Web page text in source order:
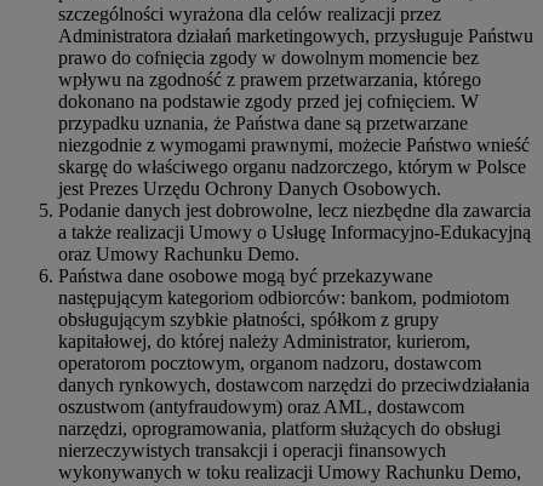
szczególności wyrażona dla celów realizacji przez
Administratora działań marketingowych, przysługuje Państwu
prawo do cofnięcia zgody w dowolnym momencie bez
wpływu na zgodność z prawem przetwarzania, którego
dokonano na podstawie zgody przed jej cofnięciem. W
przypadku uznania, że Państwa dane są przetwarzane
niezgodnie z wymogami prawnymi, możecie Państwo wnieść
skargę do właściwego organu nadzorczego, którym w Polsce
jest Prezes Urzędu Ochrony Danych Osobowych.
Podanie danych jest dobrowolne, lecz niezbędne dla zawarcia
a także realizacji Umowy o Usługę Informacyjno-Edukacyjną
oraz Umowy Rachunku Demo.
Państwa dane osobowe mogą być przekazywane
następującym kategoriom odbiorców: bankom, podmiotom
obsługującym szybkie płatności, spółkom z grupy
kapitałowej, do której należy Administrator, kurierom,
operatorom pocztowym, organom nadzoru, dostawcom
danych rynkowych, dostawcom narzędzi do przeciwdziałania
oszustwom (antyfraudowym) oraz AML, dostawcom
narzędzi, oprogramowania, platform służących do obsługi
nierzeczywistych transakcji i operacji finansowych
wykonywanych w toku realizacji Umowy Rachunku Demo,